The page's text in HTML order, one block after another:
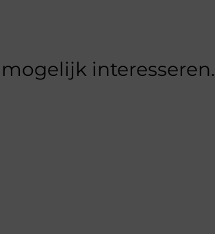
interesseren.